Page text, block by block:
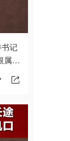
记
属